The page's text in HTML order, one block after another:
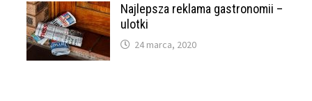
Najlepsza reklama gastronomii –
ulotki
24 marca, 2020